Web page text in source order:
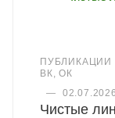
ПУБЛИКАЦИИ
ВК, ОК
—
02.07.2026
Чистые